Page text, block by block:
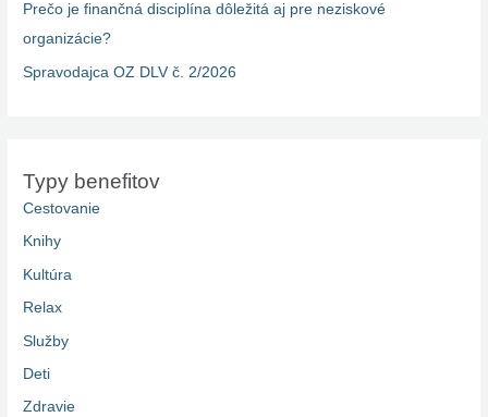
Prečo je finančná disciplína dôležitá aj pre neziskové
organizácie?
Spravodajca OZ DLV č. 2/2026
Typy benefitov
Cestovanie
Knihy
Kultúra
Relax
Služby
Deti
Zdravie